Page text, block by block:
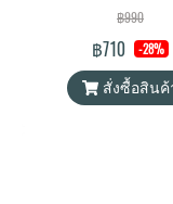
4200mAh QC 3.0 |
พาวเวอร์แบงค์
Eloop ของแท้
มาตรฐานมอก.2879-
฿990
฿710 -28%
สั่งซื้อสินค้